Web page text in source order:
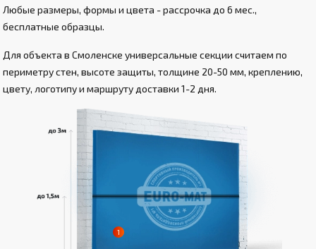
Любые размеры, формы и цвета - рассрочка до 6 мес.,
бесплатные образцы.
Для объекта в Смоленске универсальные секции считаем по
периметру стен, высоте защиты, толщине 20-50 мм, креплению,
цвету, логотипу и маршруту доставки 1-2 дня.